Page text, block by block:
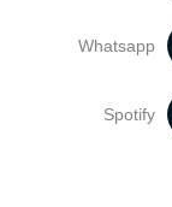
Whatsapp
Spotify